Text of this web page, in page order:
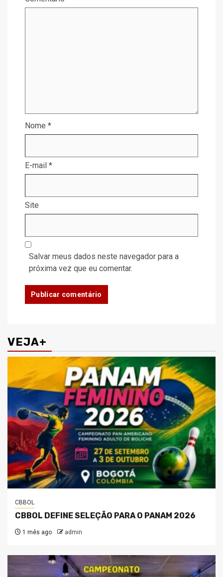
Nome *
E-mail *
Site
Salvar meus dados neste navegador para a
próxima vez que eu comentar.
VEJA+
CBBOL
CBBOL DEFINE SELEÇÃO PARA O PANAM 2026
1 mês ago admin